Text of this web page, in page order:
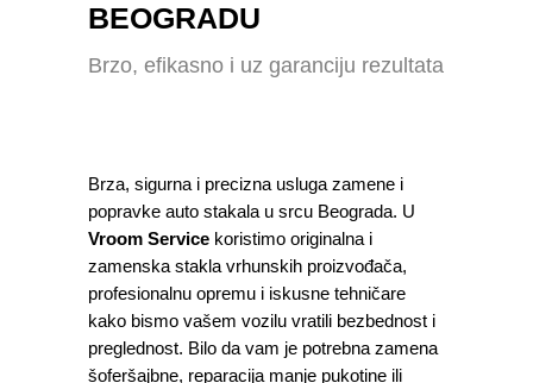
Brza, sigurna i precizna usluga zamene i
popravke auto stakala u srcu Beograda. U
Vroom Service koristimo originalna i
zamenska stakla vrhunskih proizvođača,
profesionalnu opremu i iskusne tehničare
kako bismo vašem vozilu vratili bezbednost i
preglednost. Bilo da vam je potrebna zamena
šoferšajbne, reparacija manje pukotine ili
Brzo, efikasno i uz garanciju rezultata
BEOGRADU